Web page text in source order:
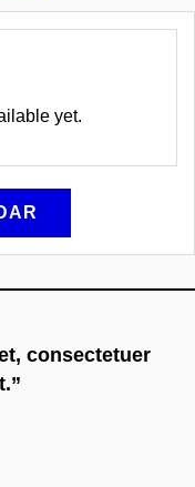
yet.
consectetuer